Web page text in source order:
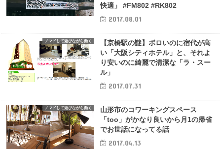
快適」 #FM802 #RK802
2017.08.01
ノマドして遊びながら働く
【京橋駅の謎】ボロいのに宿代が高
い「大阪シティホテル」と、それよ
り安いのに綺麗で清潔な「ラ・スー
ル」
2017.07.31
ノマドして遊びながら働く
山形市のコワーキングスペース
「too」がかなり良いから月1の帰省
でお世話になってる話
2017.04.13